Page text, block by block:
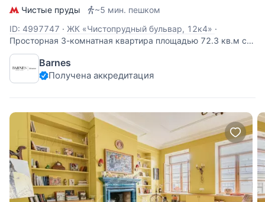
Чистые пруды
~5 мин. пешком
ID: 4997747 · ЖК «Чистопрудный бульвар, 12к4» ·
Просторная 3-комнатная квартира площадью 72.3 кв.м с
великолепным видом Чистопрудный бульвар.
Функциональное планировочное решение: гостиная, кухня,
2 спальни, раздельный санузел, прихожая. Окна квартиры
Barnes
Получена аккредитация